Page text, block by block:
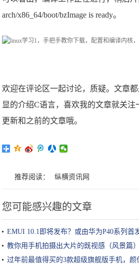
arch/x86_64/boot/bzImage is ready。
欢迎在评论区一起讨论，质疑。文章
显的介绍C语言，喜欢我的文章就关
更新和之前的文章哦。
推荐阅读： 纵横资讯网
您可能感兴趣的文章
EMUI 10.1即将发布？或由华为P40系列首
教你用手机拍摄出大片的既视感（风景篇）
过年前最值得买的3款超级旗舰版手机，